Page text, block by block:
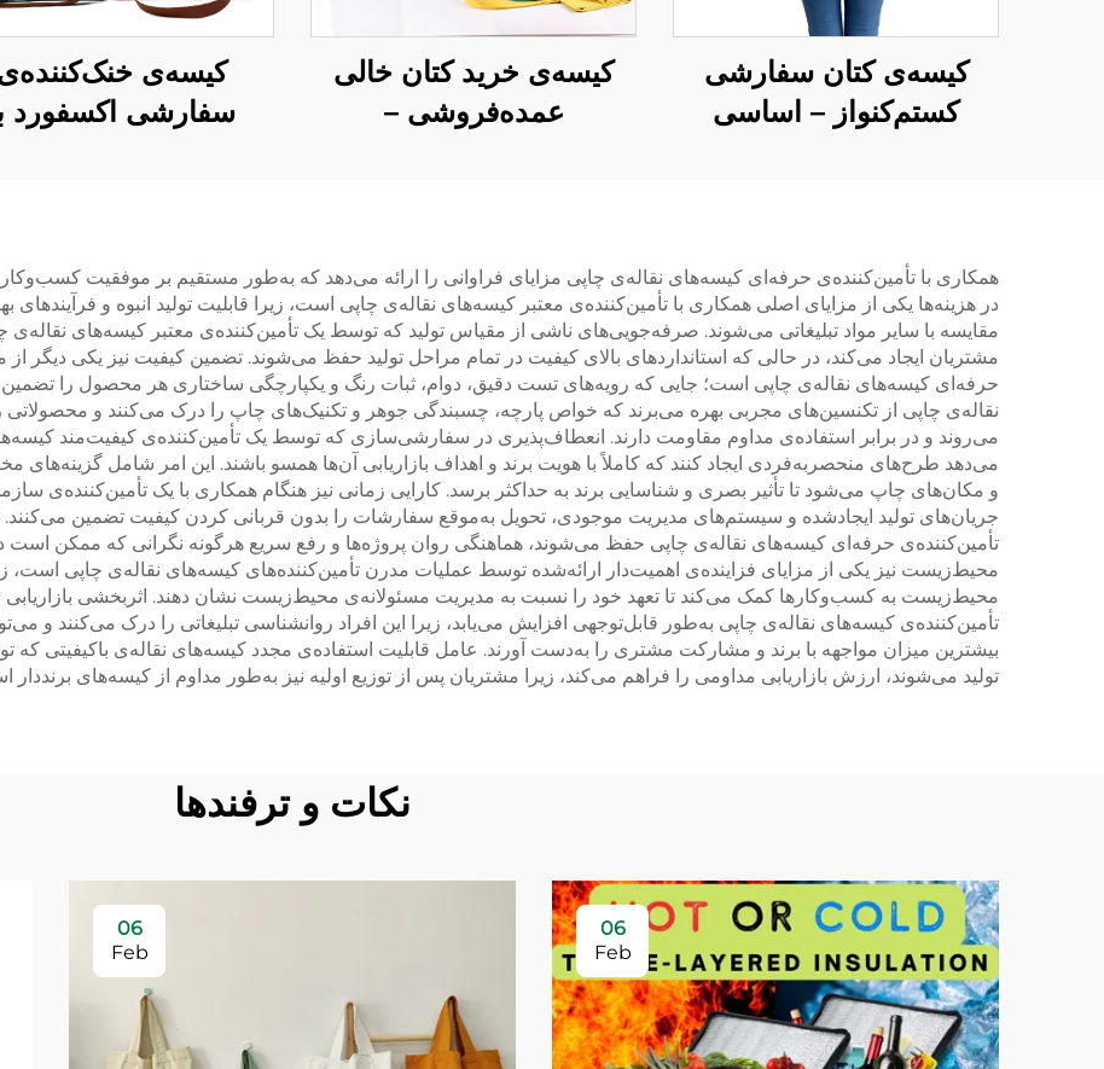
کیسه‌ی کتان سفارشی
کستم‌کنواز – اساسی
کیسه‌ی خرید کتان خالی
عمده‌فروشی –
کیسه‌ی
سفارشی اکسفورد
همکاری با تأمین‌کننده‌ی حرفه‌ای کیسه‌های نقاله‌ی چاپی مزایای فراوانی را ارائه می‌دهد که به‌طور مستقیم بر موفقیت
در هزینه‌ها یکی از مزایای اصلی همکاری با تأمین‌کننده‌ی معتبر کیسه‌های نقاله‌ی چاپی است، زیرا قابلیت تولید انبوه و
مقایسه با سایر مواد تبلیغاتی می‌شوند. صرفه‌جویی‌های ناشی از مقیاس تولید که توسط یک تأمین‌کننده‌ی معتبر کیسه‌های
مشتریان ایجاد می‌کند، در حالی که استانداردهای بالای کیفیت در تمام مراحل تولید حفظ می‌شوند. تضمین کیفیت نیز یکی دیگر
حرفه‌ای کیسه‌های نقاله‌ی چاپی است؛ جایی که رویه‌های تست دقیق، دوام، ثبات رنگ و یکپارچگی ساختاری هر محصول را
نقاله‌ی چاپی از تکنسین‌های مجربی بهره می‌برند که خواص پارچه، چسبندگی جوهر و تکنیک‌های چاپ را درک می‌کنند و محصولاتی
می‌روند و در برابر استفاده‌ی مداوم مقاومت دارند. انعطاف‌پذیری در سفارشی‌سازی که توسط یک تأمین‌کننده‌ی کیفیت‌مند
می‌دهد طرح‌های منحصربه‌فردی ایجاد کنند که کاملاً با هویت برند و اهداف بازاریابی آن‌ها همسو باشند. این امر شامل گزینه‌های
و مکان‌های چاپ می‌شود تا تأثیر بصری و شناسایی برند به حداکثر برسد. کارایی زمانی نیز هنگام همکاری با یک تأمین‌کننده‌ی
جریان‌های تولید ایجادشده و سیستم‌های مدیریت موجودی، تحویل به‌موقع سفارشات را بدون قربانی کردن کیفیت تضمین می‌کنند.
تأمین‌کننده‌ی حرفه‌ای کیسه‌های نقاله‌ی چاپی حفظ می‌شوند، هماهنگی روان پروژه‌ها و رفع سریع هرگونه نگرانی که ممکن است
محیط‌زیست نیز یکی از مزایای فزاینده‌ی اهمیت‌دار ارائه‌شده توسط عملیات مدرن تأمین‌کننده‌های کیسه‌های نقاله‌ی چاپی است،
محیط‌زیست به کسب‌وکارها کمک می‌کند تا تعهد خود را نسبت به مدیریت مسئولانه‌ی محیط‌زیست نشان دهند. اثربخشی
تأمین‌کننده‌ی کیسه‌های نقاله‌ی چاپی به‌طور قابل‌توجهی افزایش می‌یابد، زیرا این افراد روانشناسی تبلیغاتی را درک می‌کنند و
بیشترین میزان مواجهه با برند و مشارکت مشتری را به‌دست آورند. عامل قابلیت استفاده‌ی مجدد کیسه‌های نقاله‌ی باکیفیتی
تولید می‌شوند، ارزش بازاریابی مداومی را فراهم می‌کند، زیرا مشتریان پس از توزیع اولیه نیز به‌طور مداوم از کیسه‌های برنددار
نکات و ترفندها
06
Feb
06
Feb